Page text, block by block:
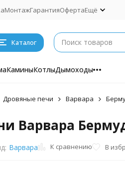
МонтажГарантияОфертаЕщё
Каталог
КаминыКотлыДымоходы
Дровяные печи Варвара
Варвара
Варвара К сравнению В